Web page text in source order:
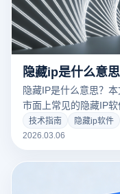
隐藏ip是什么意
隐藏IP是什么意思？
市面上常见的隐藏IP
览器实现物理级别的
力跨境电商、社媒营
技术指南 隐藏ip软件
2026.03.06